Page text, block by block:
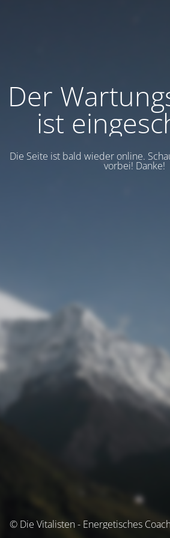
Der
ist
Die Seite ist bald wieder online.
vorbei! Danke!
© Die Vitalisten - Energetisches